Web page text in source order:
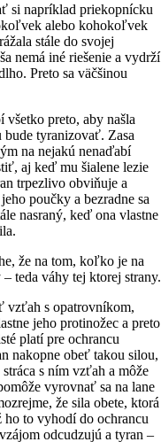
si napríklad priekopnícku
alebo kohokoľvek
stále do svojej
nemá iné riešenie a vydrží
Preto sa väčšinou
preto, aby našla
tyranizovať. Zasa
na nejakú nenaďabí
aj keď mu šialene lezie
trpezlivo obviňuje a
poučky a bezradne sa
nasraný, keď ona vlastne
že na tom, koľko je na
teda váhy tej ktorej strany.
vzťah s opatrovníkom,
jeho protinožec a preto
platí pre ochrancu
nakopne obeť takou silou,
s ním vzťah a môže
vyrovnať sa na lane
že sila obete, ktorá
to vyhodí do ochrancu
odcudzujú a tyran –